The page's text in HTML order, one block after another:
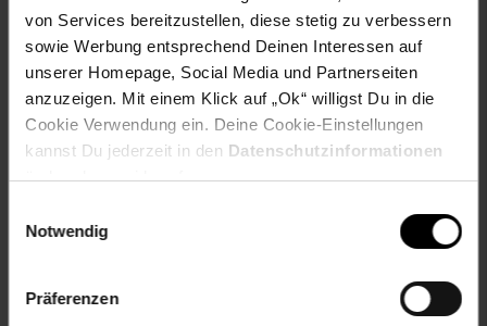
von Services bereitzustellen, diese stetig zu verbessern
sowie Werbung entsprechend Deinen Interessen auf
unserer Homepage, Social Media und Partnerseiten
anzuzeigen. Mit einem Klick auf „Ok“ willigst Du in die
Cookie Verwendung ein. Deine Cookie-Einstellungen
kannst Du jederzeit in den Datenschutzinformationen
ändern bzw. widerrufen.
Notwendig
Präferenzen
Gewählte Variante:
Varianten-Farbe: bunt
Artikelnummer: 2874078000
EAN: 4053532175940
Artikel gehört zur Kategorie:Geschirr & Gläser
Versandinformationen